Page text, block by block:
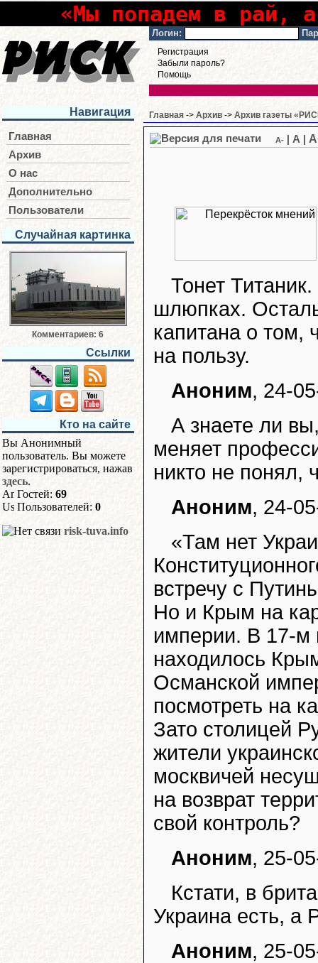
«Мы попадем в рай,
Логин:
Регистрация
Забыли пароль?
Помощь
Навигация
Главная
Архив
О нас
Дополнительно
Пользователи
Случайная картинка
Комментариев: 6
Ссылки
Кто на сайте
Вы Анонимный
пользователь. Вы можете
зарегистрироваться, нажав
здесь.
Гостей: 69
Пользователей: 0
risk-tuva.info
Главная -> Архив -> Архив газеты
A- A
Тонет
шлюпках.
капитана о том,
на пользу.
Аноним, 24-
А знаете ли
меняет
никто не понял,
Аноним, 24-
«Там нет
встречу с
Но и Крым на
империи. В 17-м
находилось
Османской
посмотреть на
Зато столицей
жители
москвичей
на возврат
свой контроль?
Аноним, 25-
Кстати, в
Украина есть, а
Аноним, 25-